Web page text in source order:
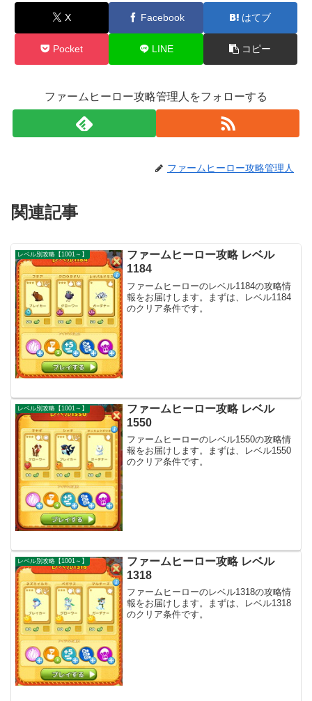
X Facebook はてブ
Pocket LINE コピー
ファームヒーロー攻略管理人をフォローする
ファームヒーロー攻略管理人
関連記事
レベル別攻略【1001～】
ファームヒーロー攻略 レベル
1184
ファームヒーローのレベル1184の攻略情
報をお届けします。まずは、レベル1184
のクリア条件です。
レベル別攻略【1001～】
ファームヒーロー攻略 レベル
1550
ファームヒーローのレベル1550の攻略情
報をお届けします。まずは、レベル1550
のクリア条件です。
レベル別攻略【1001～】
ファームヒーロー攻略 レベル
1318
ファームヒーローのレベル1318の攻略情
報をお届けします。まずは、レベル1318
のクリア条件です。